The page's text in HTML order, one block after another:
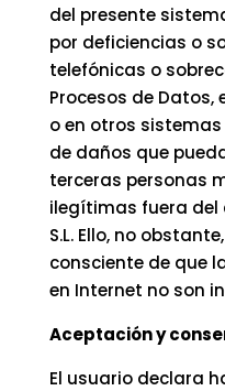
del presente
por deficiencias o
telefónicas o
Procesos de Datos,
o en otros
de daños que
terceras personas
ilegítimas fuera del
S.L. Ello, no
consciente de que
en Internet no son
Aceptación y
El usuario declara